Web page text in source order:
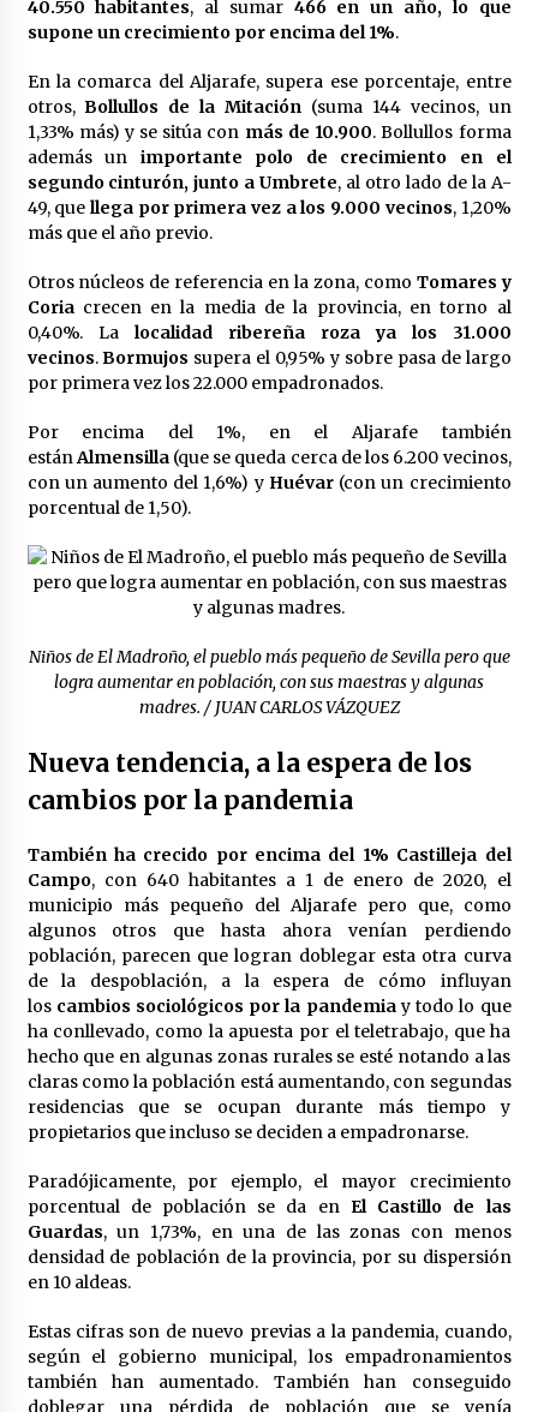
40.550 habitantes, al sumar 466 en un año, lo que
supone un crecimiento por encima del 1%.
En la comarca del Aljarafe, supera ese porcentaje, entre
otros,Bollullos de la Mitación (suma 144 vecinos, un
1,33% más) y se sitúa con más de 10.900. Bollullos forma
además un importante polo de crecimiento en el
segundo cinturón, junto a Umbrete, al otro lado de la A-
49, que llega por primera vez a los 9.000 vecinos, 1,20%
más que el año previo.
Otros núcleos de referencia en la zona, como Tomares y
Coriacrecen en la media de la provincia, en torno al
0,40%. La localidad ribereña roza ya los 31.000
vecinos.Bormujos supera el 0,95% y sobre pasa de largo
por primera vez los 22.000 empadronados.
Por encima del 1%, en el Aljarafe también
estánAlmensilla(que se queda cerca de los 6.200 vecinos,
con un aumento del 1,6%) y Huévar(con un crecimiento
porcentual de 1,50).
Niños de El Madroño, el pueblo más pequeño de Sevilla pero que
logra aumentar en población, con sus maestras y algunas
madres. / JUAN CARLOS VÁZQUEZ
Nueva tendencia, a la espera de los
cambios por la pandemia
También ha crecido por encima del 1% Castilleja del
Campo, con 640 habitantes a 1 de enero de 2020, el
municipio más pequeño del Aljarafe pero que, como
algunos otros que hasta ahora venían perdiendo
población, parecen que logran doblegar esta otra curva
de la despoblación, a la espera de cómo influyan
los cambios sociológicos por la pandemiay todo lo que
ha conllevado, como la apuesta por el teletrabajo, que ha
hecho que en algunas zonas rurales se esté notando a las
claras como la población está aumentando, con segundas
residencias que se ocupan durante más tiempo y
propietarios que incluso se deciden a empadronarse.
Paradójicamente, por ejemplo, el mayor crecimiento
porcentual de población se da en El Castillo de las
Guardas, un 1,73%, en una de las zonas con menos
densidad de población de la provincia, por su dispersión
en 10 aldeas.
Estas cifras son de nuevo previas a la pandemia, cuando,
según el gobierno municipal, los empadronamientos
también han aumentado. También han conseguido
doblegar una pérdida de población que se venía